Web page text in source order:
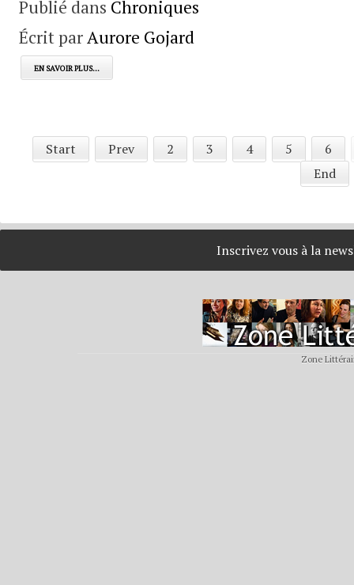
Publié dans Chroniques
Écrit parAurore Gojard
EN SAVOIR PLUS...
Start Prev 2 3 4 5
6
End
Inscrivez vous à la
Zone